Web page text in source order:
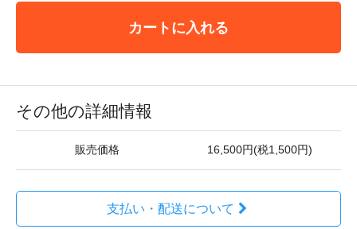
カートに入れる
その他の詳細情報
販売価格 16,500円(税1,500円)
支払い・配送について